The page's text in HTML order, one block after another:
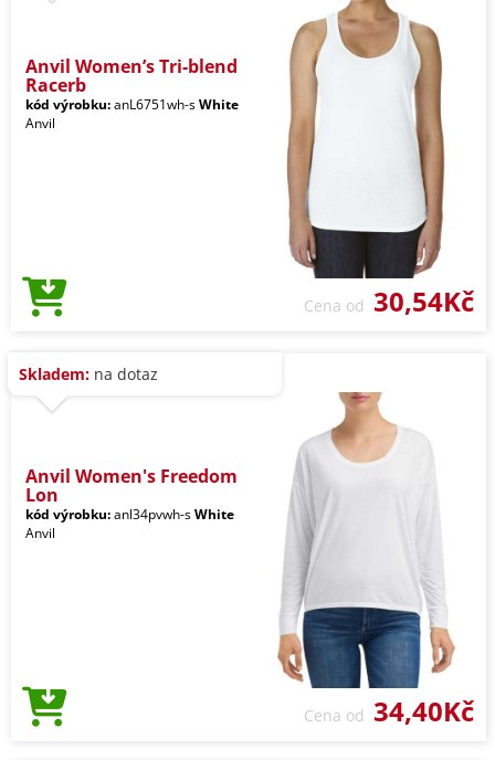
Anvil Women’s Tri-blend
Racerb
kód výrobku:anL6751wh-sWhite
Anvil
Cena od 30,54Kč
Skladem: na dotaz
Anvil Women's Freedom
Lon
kód výrobku:anl34pvwh-sWhite
Anvil
Cena od 34,40Kč